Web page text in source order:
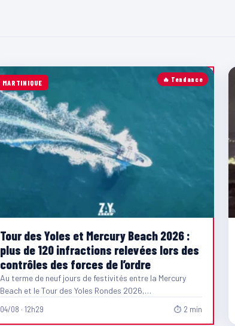
🔥 Tendance
MARTINIQUE
Tour des Yoles et Mercury Beach 2026 :
plus de 120 infractions relevées lors des
contrôles des forces de l’ordre
Au terme de neuf jours de festivités entre la Mercury
Beach et le Tour des Yoles Rondes 2026,…
04/08 · 12h29 ⏱ 2 min